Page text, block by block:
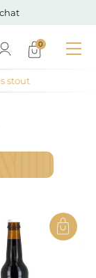
0
stout